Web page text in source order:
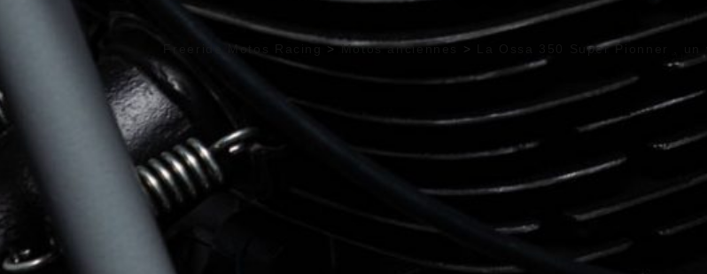
Freeride Motos Racing >Motos anciennes > La Ossa 350 Super Pionner , un